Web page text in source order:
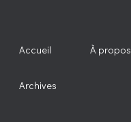
Accueil À propos
Archives